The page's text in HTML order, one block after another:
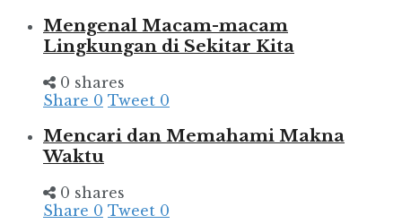
Mengenal Macam-macam
Lingkungan di Sekitar Kita
0 shares
Share 0 Tweet 0
Mencari dan Memahami Makna
Waktu
0 shares
Share 0 Tweet 0